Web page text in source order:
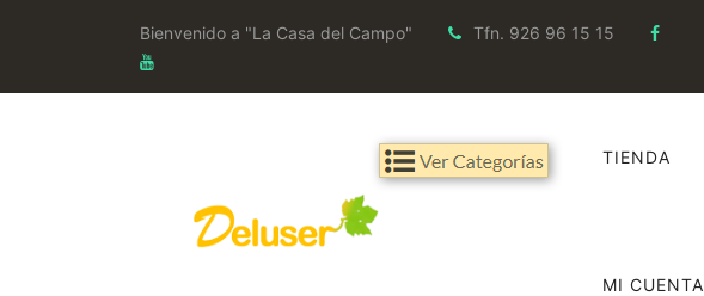
Bienvenido a "La Casa del Campo" Tfn. 926 96 15 15
TIENDA
MI CUENTA